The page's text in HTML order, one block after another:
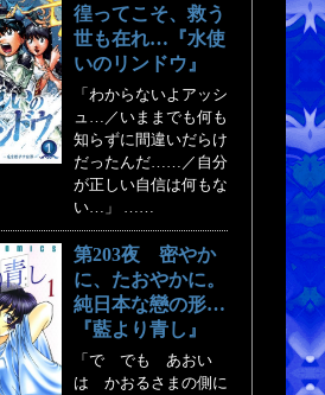
徨ってこそ、救う
世も在れ…『水使
いのリンドウ』
「わからないよアッシ
ュ…／いままでも何も
知らずに間違いだらけ
だったんだ……／自分
が正しい自信は何もな
い…」 ……
第203夜 密やか
に、たおやかに。
純日本な戀の形…
『藍より青し』
「で でも あおい
は かおるさまの側に